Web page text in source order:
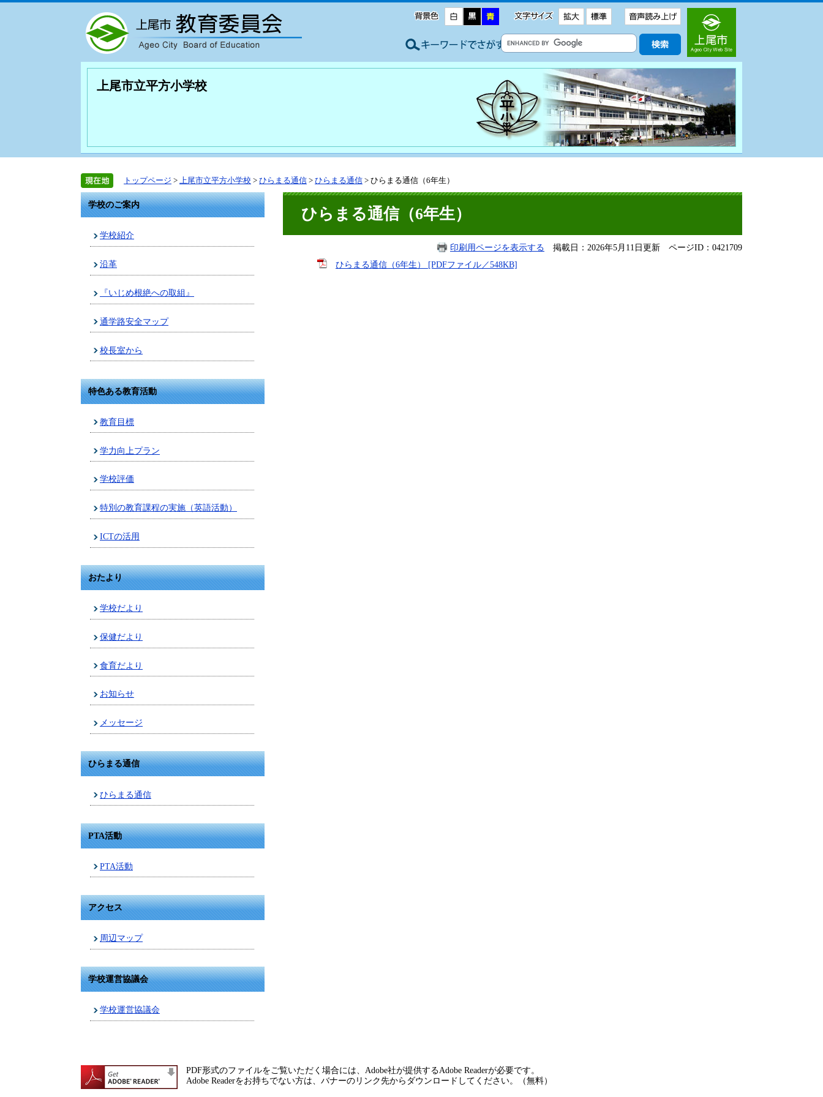
上尾市立平方小学校
トップページ > 上尾市立平方小学校 > ひらまる通信 > ひらまる通信 > ひらまる通信（6年生）
学校のご案内
学校紹介
沿革
『いじめ根絶への取組』
通学路安全マップ
校長室から
特色ある教育活動
教育目標
学力向上プラン
学校評価
特別の教育課程の実施（英語活動）
ICTの活用
おたより
学校だより
保健だより
食育だより
お知らせ
メッセージ
ひらまる通信
ひらまる通信
PTA活動
PTA活動
アクセス
周辺マップ
学校運営協議会
学校運営協議会
ひらまる通信（6年生）
印刷用ページを表示する 掲載日：2026年5月11日更新 ページID：0421709
ひらまる通信（6年生） [PDFファイル／548KB]
PDF形式のファイルをご覧いただく場合には、Adobe社が提供するAdobe Readerが必要です。
Adobe Readerをお持ちでない方は、バナーのリンク先からダウンロードしてください。（無料）